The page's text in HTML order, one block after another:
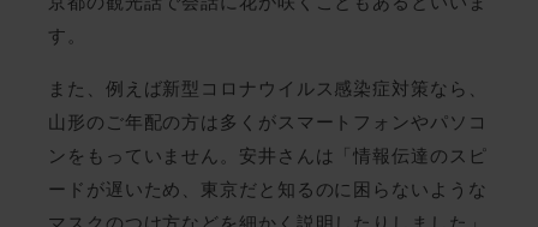
す。
また、例えば新型コロナウイルス感染症対策なら、
山形のご年配の方は多くがスマートフォンやパソコ
ンをもっていません。安井さんは「情報伝達のスピ
ードが遅いため、東京だと知るのに困らないような
マスクのつけ方などを細かく説明したりしました」